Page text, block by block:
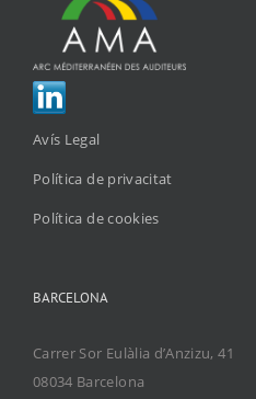
Avís Legal
Política de privacitat
Política de cookies
BARCELONA
Carrer Sor Eulàlia d’Anzizu, 41
08034 Barcelona